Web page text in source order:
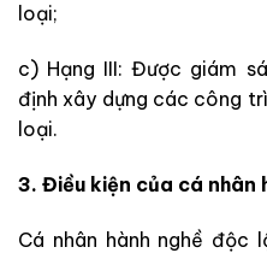
loại;
c) Hạng III: Được giám
định xây dựng các công
loại.
3. Điều kiện của cá nhân
Cá nhân hành nghề độc